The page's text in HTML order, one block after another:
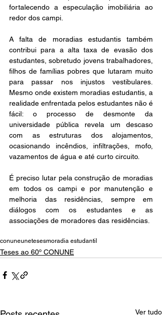
fortalecendo a especulação imobiliária ao
redor dos campi.
A falta de moradias estudantis também
contribui para a alta taxa de evasão dos
estudantes, sobretudo jovens trabalhadores,
filhos de famílias pobres que lutaram muito
para passar nos injustos vestibulares.
Mesmo onde existem moradias estudantis, a
realidade enfrentada pelos estudantes não é
fácil: o processo de desmonte da
universidade pública revela um descaso
com as estruturas dos alojamentos,
ocasionando incêndios, infiltrações, mofo,
vazamentos de água e até curto circuito.
É preciso lutar pela construção de moradias
em todos os campi e por manutenção e
melhoria das residências, sempre em
diálogos com os estudantes e as
associações de moradores das residências.
conuneunetesesmoradia estudantil
Teses ao 60º CONUNE
Ver tudo